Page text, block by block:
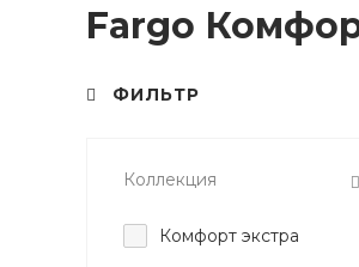
Fargo
ФИЛЬТР
Коллекция
Комфорт экстра